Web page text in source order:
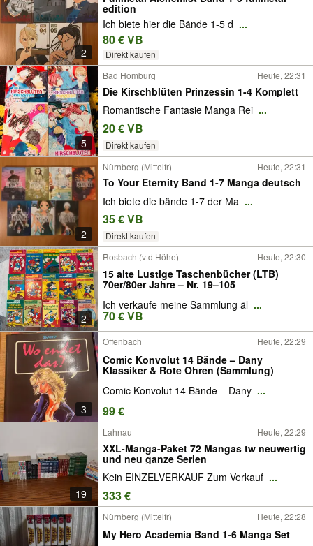
2
edition
Ich biete hier die Bände 1-5 d ...
80 € VB
Direkt kaufen
5
Bad Homburg Heute, 22:31
Die Kirschblüten Prinzessin 1-4 Komplett
Romantische Fantasie Manga Rei ...
20 € VB
Direkt kaufen
2
Nürnberg (Mittelfr) Heute, 22:31
To Your Eternity Band 1-7 Manga deutsch
Ich biete die bände 1-7 der Ma ...
35 € VB
Direkt kaufen
2
Rosbach (v d Höhe) Heute, 22:30
15 alte Lustige Taschenbücher (LTB)
70er/80er Jahre – Nr. 19–105
Ich verkaufe meine Sammlung äl ...
70 € VB
3
Offenbach Heute, 22:29
Comic Konvolut 14 Bände – Dany
Klassiker & Rote Ohren (Sammlung)
Comic Konvolut 14 Bände – Dany ...
99 €
19
Lahnau Heute, 22:29
XXL-Manga-Paket 72 Mangas tw neuwertig
und neu ganze Serien
Kein EINZELVERKAUF Zum Verkauf ...
333 €
Nürnberg (Mittelfr) Heute, 22:28
My Hero Academia Band 1-6 Manga Set